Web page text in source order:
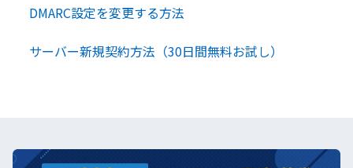
DMARC設定を変更する方法
サーバー新規契約方法（30日間無料お試し）